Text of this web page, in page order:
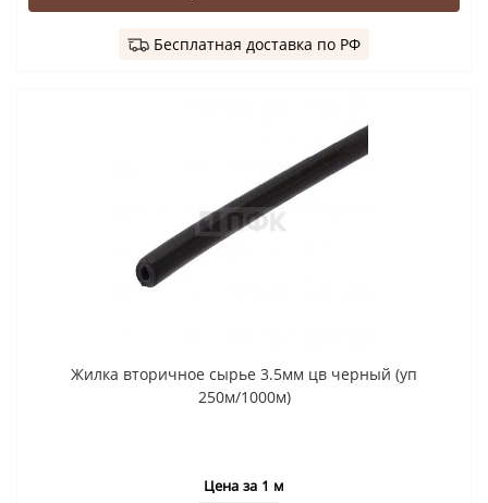
Бесплатная доставка по РФ
Жилка вторичное сырье 3.5мм цв черный (уп
250м/1000м)
Цена за 1 м